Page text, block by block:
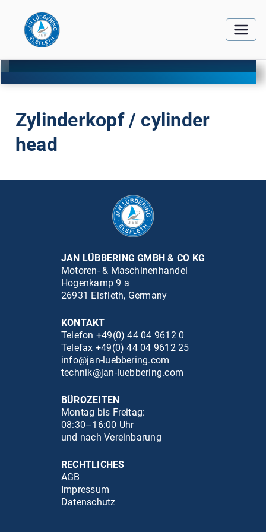
Zylinderkopf / cylinder
head
JAN LÜBBERING GMBH & CO KG
Motoren- & Maschinenhandel
Hogenkamp 9 a
26931 Elsfleth, Germany
KONTAKT
Telefon +49(0) 44 04 9612 0
Telefax +49(0) 44 04 9612 25
info@jan-luebbering.com
technik@jan-luebbering.com
BÜROZEITEN
Montag bis Freitag:
08:30–16:00 Uhr
und nach Vereinbarung
RECHTLICHES
AGB
Impressum
Datenschutz